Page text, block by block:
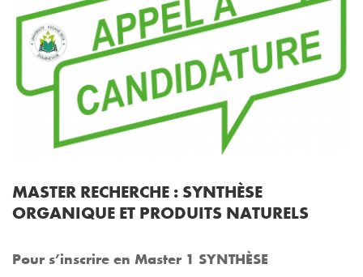
MASTER RECHERCHE : SYNTHÈSE
ORGANIQUE ET PRODUITS NATURELS
Pour s’inscrire en Master 1 SYNTHÈSE